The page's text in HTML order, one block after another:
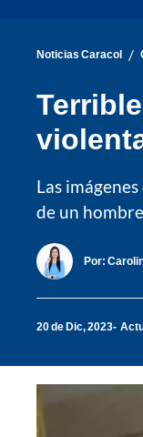
Noticias Caracol /
Las
de un
Por:
20 de Dic, 2023